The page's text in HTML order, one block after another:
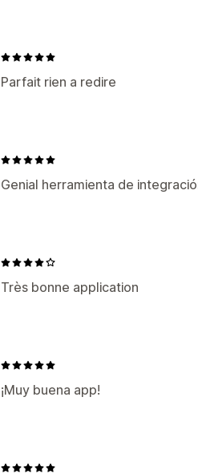
Parfait rien a redire
Genial herramienta de
Très bonne application
¡Muy buena app!